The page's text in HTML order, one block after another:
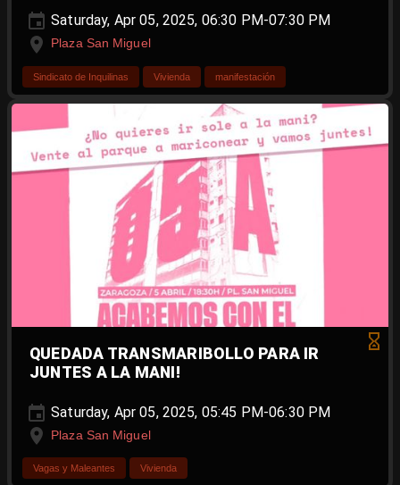
Saturday, Apr 05, 2025, 06:30 PM-07:30 PM
Plaza San Miguel
Sindicato de Inquilinas Vivienda manifestación
QUEDADA TRANSMARIBOLLO PARA IR
JUNTES A LA MANI!
Saturday, Apr 05, 2025, 05:45 PM-06:30 PM
Plaza San Miguel
Vagas y Maleantes Vivienda